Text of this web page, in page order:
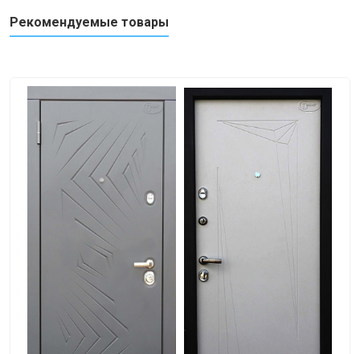
Рекомендуемые товары